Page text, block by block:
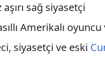
aşırı sağ siyasetçi
Amerikalı oyuncu
siyasetçi ve eski